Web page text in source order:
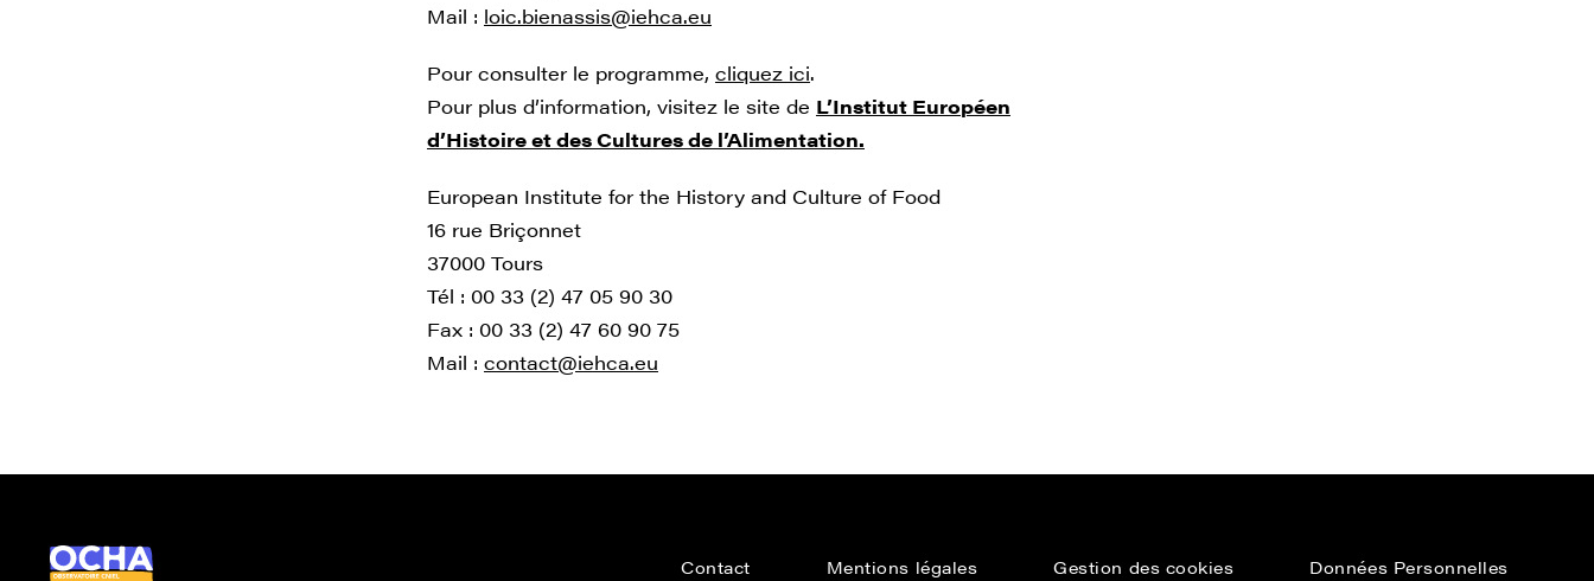
Mail : loic.bienassis@iehca.eu
Pour consulter le programme, cliquez ici.
Pour plus d’information, visitez le site de L’Institut Européen
d’Histoire et des Cultures de l’Alimentation.
European Institute for the History and Culture of Food
16 rue Briçonnet
37000 Tours
Tél : 00 33 (2) 47 05 90 30
Fax : 00 33 (2) 47 60 90 75
Mail : contact@iehca.eu
Ocha
Contact Mentions légales Gestion des cookies Données Personnelles